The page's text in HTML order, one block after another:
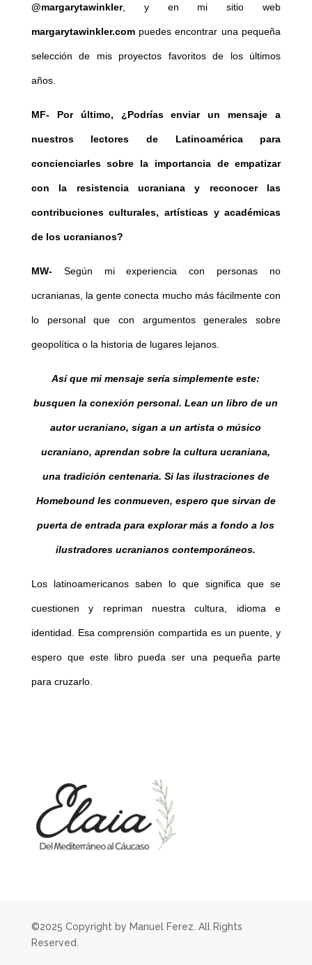
@margarytawinkler, y en mi sitio web
margarytawinkler.compuedes encontrar una pequeña
selección de mis proyectos favoritos de los últimos
años.
MF- Por último, ¿Podrías enviar un mensaje a
nuestros lectores de Latinoamérica para
concienciarles sobre la importancia de empatizar
con la resistencia ucraniana y reconocer las
contribuciones culturales, artísticas y académicas
de los ucranianos?
MW-Según mi experiencia con personas no
ucranianas, la gente conecta mucho más fácilmente con
lo personal que con argumentos generales sobre
geopolítica o la historia de lugares lejanos.
Así que mi mensaje sería simplemente este:
busquen la conexión personal. Lean un libro de un
autor ucraniano, sigan a un artista o músico
ucraniano, aprendan sobre la cultura ucraniana,
una tradición centenaria. Si las ilustraciones de
Homebound les conmueven, espero que sirvan de
puerta de entrada para explorar más a fondo a los
ilustradores ucranianos contemporáneos.
Los latinoamericanos saben lo que significa que se
cuestionen y repriman nuestra cultura, idioma e
identidad. Esa comprensión compartida es un puente, y
espero que este libro pueda ser una pequeña parte
para cruzarlo.
©2025 Copyright by Manuel Ferez. All Rights
Reserved.